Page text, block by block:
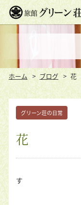
ホーム ブログ 花
グリーン荘の日常
花
す